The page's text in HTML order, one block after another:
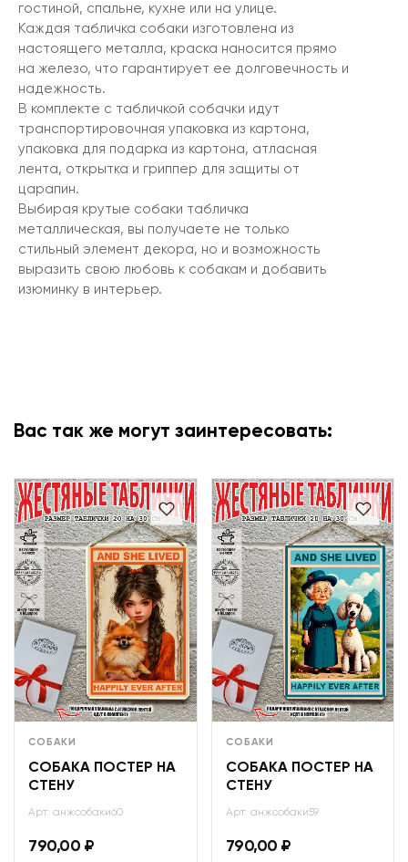
гостиной, спальне, кухне или на улице.
Каждая табличка собаки изготовлена из
настоящего металла, краска наносится прямо
на железо, что гарантирует ее долговечность и
надежность.
В комплекте с табличкой собачки идут
транспортировочная упаковка из картона,
упаковка для подарка из картона, атласная
лента, открытка и гриппер для защиты от
царапин.
Выбирая крутые собаки табличка
металлическая, вы получаете не только
стильный элемент декора, но и возможность
выразить свою любовь к собакам и добавить
изюминку в интерьер.
Вас так же могут заинтересовать:
СОБАКИ
СОБАКА ПОСТЕР НА
СТЕНУ
Арт: анжсобаки60
790,00 ₽
СОБАКИ
СОБАКА ПОСТЕР НА
СТЕНУ
Арт: анжсобаки59
790,00 ₽